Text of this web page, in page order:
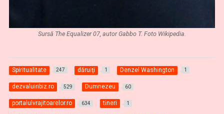
Sursă The Equalizer 07, autor Gabbo T. Foto Wikipedia.
Spiritualitate 247 dăruiţi 1 Denzel Washington 1
dezvaluiribiz.ro 529 Dumnezeu 60
portalulvrajitoarelor.ro 634 tineri 1